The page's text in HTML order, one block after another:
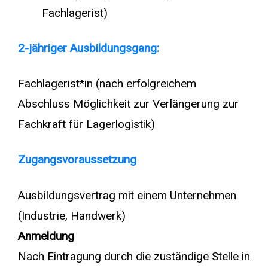
Fachlagerist)
2-jähriger Ausbildungsgang:
Fachlagerist*in (nach erfolgreichem
Abschluss Möglichkeit zur Verlängerung zur
Fachkraft für Lagerlogistik)
Zugangsvoraussetzung
Ausbildungsvertrag mit einem Unternehmen
(Industrie, Handwerk)
Anmeldung
Nach Eintragung durch die zuständige Stelle in